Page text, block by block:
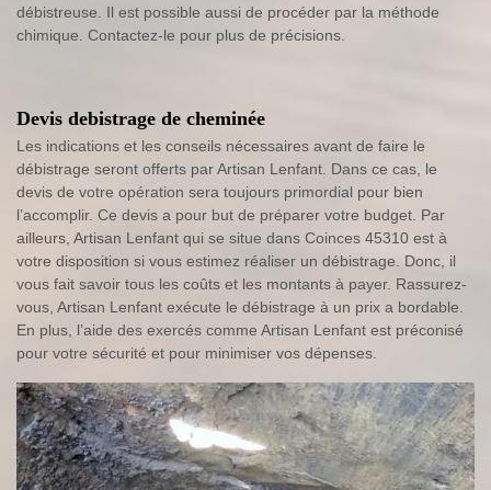
débistreuse. Il est possible aussi de procéder par la méthode
chimique. Contactez-le pour plus de précisions.
Devis debistrage de cheminée
Les indications et les conseils nécessaires avant de faire le
débistrage seront offerts par Artisan Lenfant. Dans ce cas, le
devis de votre opération sera toujours primordial pour bien
l’accomplir. Ce devis a pour but de préparer votre budget. Par
ailleurs, Artisan Lenfant qui se situe dans Coinces 45310 est à
votre disposition si vous estimez réaliser un débistrage. Donc, il
vous fait savoir tous les coûts et les montants à payer. Rassurez-
vous, Artisan Lenfant exécute le débistrage à un prix a bordable.
En plus, l’aide des exercés comme Artisan Lenfant est préconisé
pour votre sécurité et pour minimiser vos dépenses.